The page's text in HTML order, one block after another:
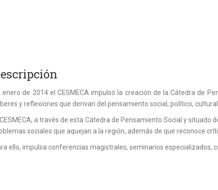
enero de 2014 el CESMECA impulsó la creación de la Cátedra de
y reflexiones que derivan del pensamiento social, político,
a través de esta Cátedra de Pensamiento Social y
sociales que aquejan a la región, además de que reconoce
ello, impulsa conferencias magistrales, seminarios especializados,